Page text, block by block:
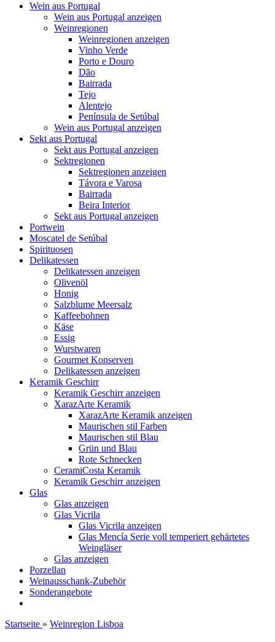
Wein aus Portugal
Wein aus Portugal anzeigen
Weinregionen
Weinregionen anzeigen
Vinho Verde
Porto e Douro
Dão
Bairrada
Tejo
Alentejo
Península de Setúbal
Wein aus Portugal anzeigen
Sekt aus Portugal
Sekt aus Portugal anzeigen
Sektregionen
Sektregionen anzeigen
Távora e Varosa
Bairrada
Beira Interior
Sekt aus Portugal anzeigen
Portwein
Moscatel de Setúbal
Spirituosen
Delikatessen
Delikatessen anzeigen
Olivenöl
Honig
Salzblume Meersalz
Kaffeebohnen
Käse
Essig
Wurstwaren
Gourmet Konserven
Delikatessen anzeigen
Keramik Geschirr
Keramik Geschirr anzeigen
XarazArte Keramik
XarazArte Keramik anzeigen
Maurischen stil Farben
Maurischen stil Blau
Grün und Blau
Rote Schnecken
CeramiCosta Keramik
Keramik Geschirr anzeigen
Glas
Glas anzeigen
Glas Vicrila
Glas Vicrila anzeigen
Glas Mencía Serie voll temperiert gehärtetes
Weingläser
Glas anzeigen
Porzellan
Weinausschank-Zubehör
Sonderangebote
Startseite » Weinregion Lisboa